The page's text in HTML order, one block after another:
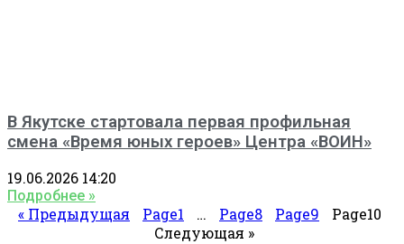
В Якутске стартовала первая профильная
смена «Время юных героев» Центра «ВОИН»
19.06.2026 14:20
Подробнее »
« Предыдущая Page1 … Page8 Page9 Page10
Следующая »